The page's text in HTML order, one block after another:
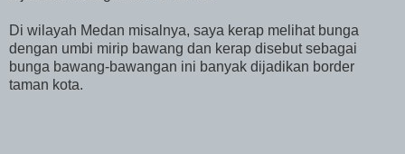
Di wilayah Medan misalnya, saya kerap melihat bunga
dengan umbi mirip bawang dan kerap disebut sebagai
bunga bawang-bawangan ini banyak dijadikan border
taman kota.